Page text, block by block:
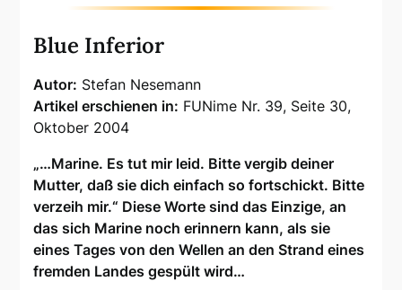
Blue Inferior
Autor: Stefan Nesemann
Artikel erschienen in: FUNime Nr. 39, Seite 30,
Oktober 2004
„…Marine. Es tut mir leid. Bitte vergib deiner
Mutter, daß sie dich einfach so fortschickt. Bitte
verzeih mir.“ Diese Worte sind das Einzige, an
das sich Marine noch erinnern kann, als sie
eines Tages von den Wellen an den Strand eines
fremden Landes gespült wird…